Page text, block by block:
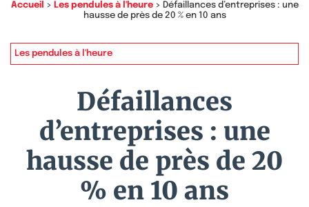
Accueil > Les pendules à l'heure> Défaillances d’entreprises : une
hausse de près de 20 % en 10 ans
Les pendules à l'heure
Défaillances
d’entreprises : une
hausse de près de 20
% en 10 ans